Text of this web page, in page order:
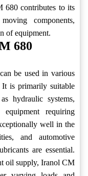
680 contributes to its
components,
of equipment.
680
be used in various
It is primarily suitable
hydraulic systems,
requiring
well in the
and automotive
are essential.
oil supply, Iranol CM